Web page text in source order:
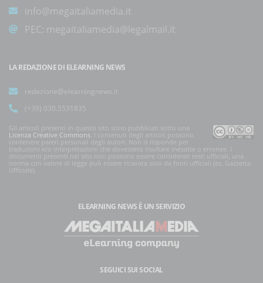
info@megaitaliamedia.it
PEC: megaitaliamedia@legalmail.it
LA REDAZIONE DI ELEARNING NEWS
redazione@elearningnews.it
(+39) 030.5531835
Gli articoli presenti in questo sito sono pubblicati sotto una
Licenza Creative Commons. I contenuti degli articoli possono
contenere pareri personali degli autori. Non si risponde per
traduzioni e/o interpretazioni che dovessero risultare inesatte o erronee. I
documenti presenti nel sito non possono essere considerati testi ufficiali, una
norma con valore di legge può essere ricavata solo da fonti ufficiali (es. Gazzetta
Ufficiale).
ELEARNING NEWS È UN SERVIZIO
SEGUICI SUI SOCIAL